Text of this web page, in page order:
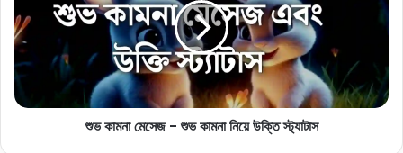
শুভ কামনা মেসেজ - শুভ কামনা নিয়ে উক্তি স্ট্যাটাস